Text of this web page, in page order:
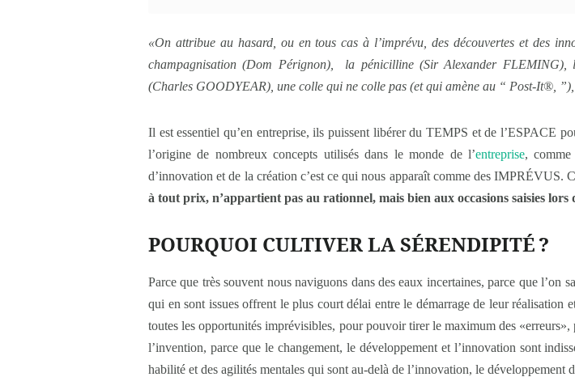
«On attribue au hasard, ou en tous cas à l’imprévu, des découvertes et des
champagnisation (Dom Pérignon), la pénicilline (Sir Alexander
(Charles GOODYEAR), une colle qui ne colle pas (et qui amène au “ Post-It®,
Il est essentiel qu’en entreprise, ils puissent libérer du TEMPS et de l’ESPACE
l’origine de nombreux concepts utilisés dans le monde de l’entreprise, comme
d’innovation et de la création c’est ce qui nous apparaît comme des IMPRÉVUS.
à tout prix, n’appartient pas au rationnel, mais bien aux occasions saisies lors
POURQUOI CULTIVER LA SÉRENDIPITÉ ?
Parce que très souvent nous naviguons dans des eaux incertaines, parce que l’on
qui en sont issues offrent le plus court délai entre le démarrage de leur réalisation
toutes les opportunités imprévisibles, pour pouvoir tirer le maximum des
l’invention, parce que le changement, le développement et l’innovation sont
habilité et des agilités mentales qui sont au-delà de l’innovation, le développement